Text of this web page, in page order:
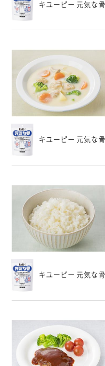
キユーピー 元気な骨
キユーピー 元気な骨
キユーピー 元気な骨